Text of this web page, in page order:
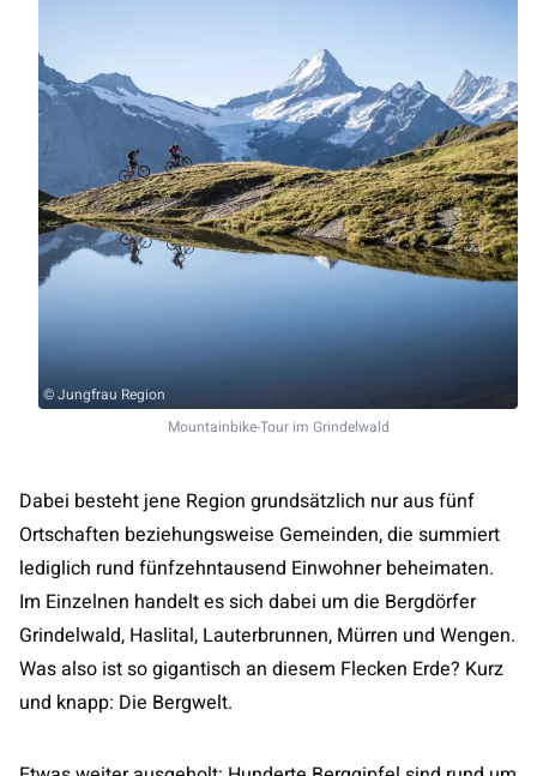
© Jungfrau Region
Mountainbike-Tour im Grindelwald
Dabei besteht jene Region grundsätzlich nur aus fünf
Ortschaften beziehungsweise Gemeinden, die summiert
lediglich rund fünfzehntausend Einwohner beheimaten.
Im Einzelnen handelt es sich dabei um die Bergdörfer
Grindelwald, Haslital, Lauterbrunnen, Mürren und Wengen.
Was also ist so gigantisch an diesem Flecken Erde? Kurz
und knapp: Die Bergwelt.